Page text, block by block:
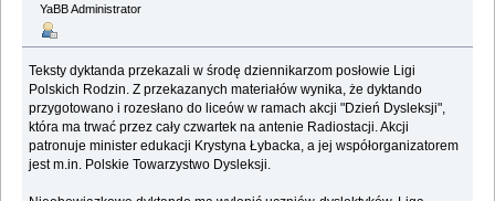
YaBB Administrator
Teksty dyktanda przekazali w środę dziennikarzom posłowie Ligi
Polskich Rodzin. Z przekazanych materiałów wynika, że dyktando
przygotowano i rozesłano do liceów w ramach akcji "Dzień Dysleksji",
która ma trwać przez cały czwartek na antenie Radiostacji. Akcji
patronuje minister edukacji Krystyna Łybacka, a jej współorganizatorem
jest m.in. Polskie Towarzystwo Dysleksji.